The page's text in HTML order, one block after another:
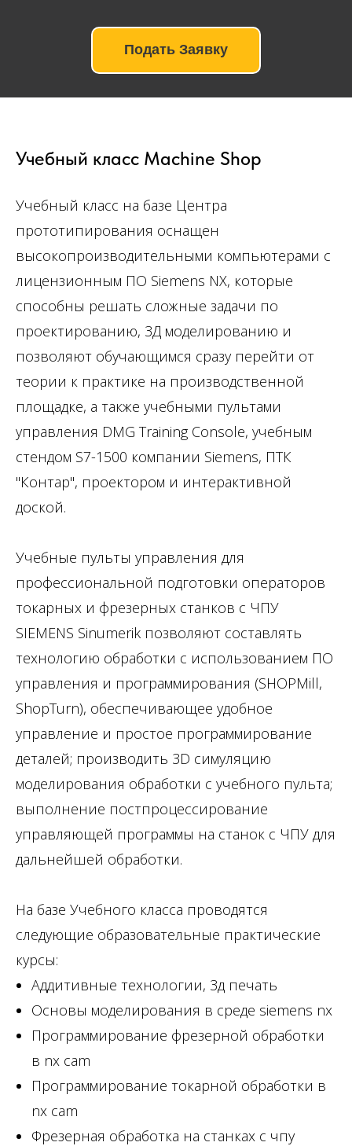
Подать Заявку
Учебный класс Machine Shop
Учебный класс на базе Центра
прототипирования оснащен
высокопроизводительными компьютерами с
лицензионным ПО Siemens NX, которые
способны решать сложные задачи по
проектированию, 3Д моделированию и
позволяют обучающимся сразу перейти от
теории к практике на производственной
площадке, а также учебными пультами
управления DMG Training Console, учебным
стендом S7-1500 компании Siemens, ПТК
"Контар", проектором и интерактивной
доской.
Учебные пульты управления для
профессиональной подготовки операторов
токарных и фрезерных станков с ЧПУ
SIEMENS Sinumerik позволяют составлять
технологию обработки с использованием ПО
управления и программирования (SHOPMill,
ShopTurn), обеспечивающее удобное
управление и простое программирование
деталей; производить 3D симуляцию
моделирования обработки с учебного пульта;
выполнение постпроцессирование
управляющей программы на станок с ЧПУ для
дальнейшей обработки.
На базе Учебного класса проводятся
следующие образовательные практические
курсы:
Аддитивные технологии, 3д печать
Основы моделирования в среде siemens nx
Программирование фрезерной обработки
в nx cam
Программирование токарной обработки в
nx cam
Фрезерная обработка на станках с чпу